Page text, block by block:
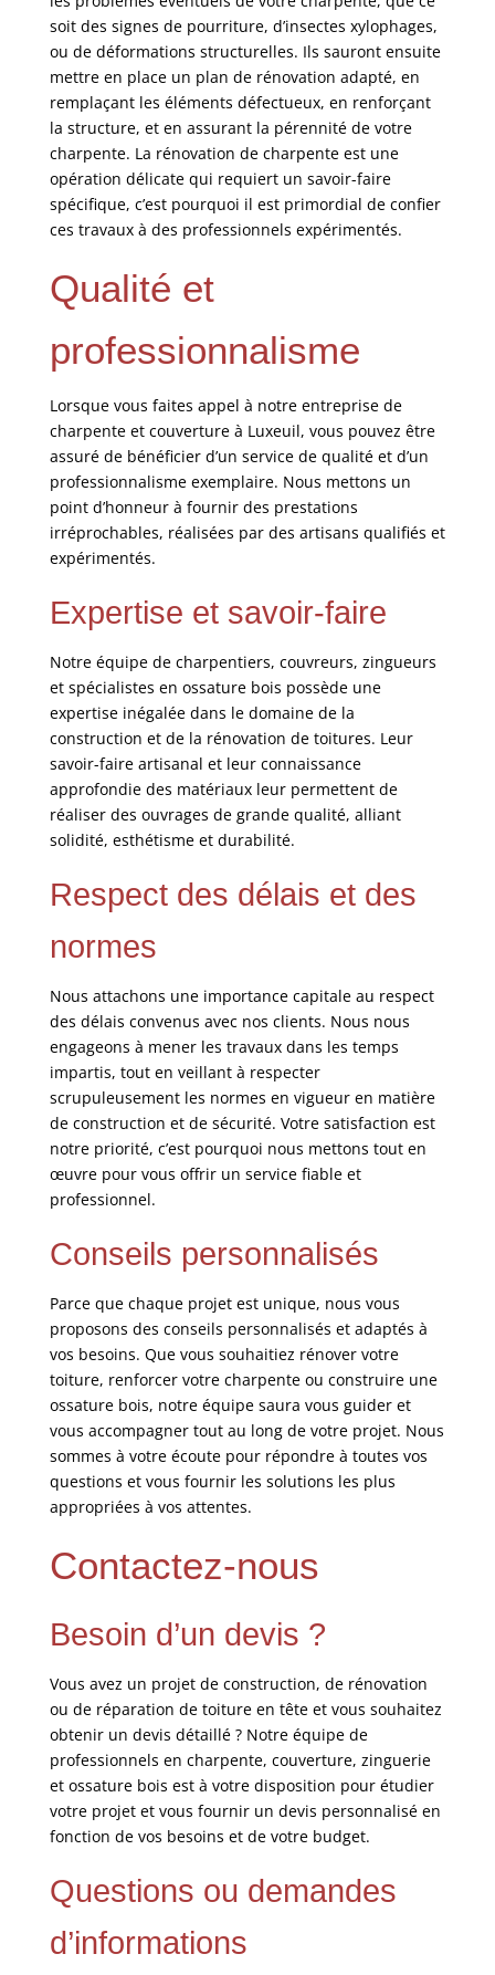
soit des signes de pourriture, d’insectes xylophages,
ou de déformations structurelles. Ils sauront ensuite
mettre en place un plan de rénovation adapté, en
remplaçant les éléments défectueux, en renforçant
la structure, et en assurant la pérennité de votre
charpente. La rénovation de charpente est une
opération délicate qui requiert un savoir-faire
spécifique, c’est pourquoi il est primordial de confier
ces travaux à des professionnels expérimentés.
Qualité et
professionnalisme
Lorsque vous faites appel à notre entreprise de
charpente et couverture à Luxeuil, vous pouvez être
assuré de bénéficier d’un service de qualité et d’un
professionnalisme exemplaire. Nous mettons un
point d’honneur à fournir des prestations
irréprochables, réalisées par des artisans qualifiés et
expérimentés.
Expertise et savoir-faire
Notre équipe de charpentiers, couvreurs, zingueurs
et spécialistes en ossature bois possède une
expertise inégalée dans le domaine de la
construction et de la rénovation de toitures. Leur
savoir-faire artisanal et leur connaissance
approfondie des matériaux leur permettent de
réaliser des ouvrages de grande qualité, alliant
solidité, esthétisme et durabilité.
Respect des délais et des
normes
Nous attachons une importance capitale au respect
des délais convenus avec nos clients. Nous nous
engageons à mener les travaux dans les temps
impartis, tout en veillant à respecter
scrupuleusement les normes en vigueur en matière
de construction et de sécurité. Votre satisfaction est
notre priorité, c’est pourquoi nous mettons tout en
œuvre pour vous offrir un service fiable et
professionnel.
Conseils personnalisés
Parce que chaque projet est unique, nous vous
proposons des conseils personnalisés et adaptés à
vos besoins. Que vous souhaitiez rénover votre
toiture, renforcer votre charpente ou construire une
ossature bois, notre équipe saura vous guider et
vous accompagner tout au long de votre projet. Nous
sommes à votre écoute pour répondre à toutes vos
questions et vous fournir les solutions les plus
appropriées à vos attentes.
Contactez-nous
Besoin d’un devis ?
Vous avez un projet de construction, de rénovation
ou de réparation de toiture en tête et vous souhaitez
obtenir un devis détaillé ? Notre équipe de
professionnels en charpente, couverture, zinguerie
et ossature bois est à votre disposition pour étudier
votre projet et vous fournir un devis personnalisé en
fonction de vos besoins et de votre budget.
Questions ou demandes
d’informations